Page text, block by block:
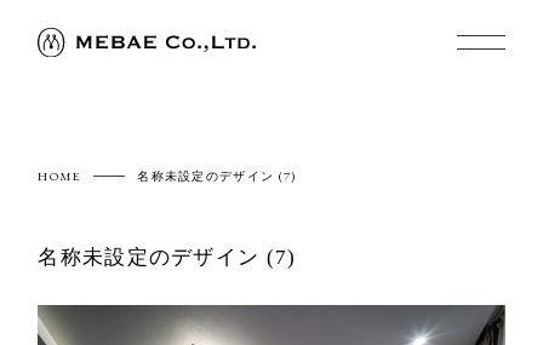
HOME 名称未設定のデザイン (7)
名称未設定のデザイン (7)